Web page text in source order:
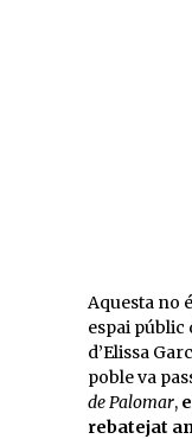
Aquesta no
espai públic
d’Elissa
poble va
de Palomar,
rebatejat